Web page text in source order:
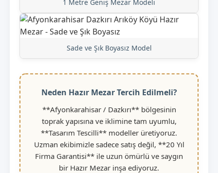
1 Metre Geniş Mezar Modeli
Sade ve Şık Boyasız Model
Neden Hazır Mezar Tercih Edilmeli?
**Afyonkarahisar / Dazkırı** bölgesinin
toprak yapısına ve iklimine tam uyumlu,
**Tasarım Tescilli** modeller üretiyoruz.
Uzman ekibimizle sadece satış değil, **20 Yıl
Firma Garantisi** ile uzun ömürlü ve saygın
bir Hazır Mezar inşa ediyoruz.